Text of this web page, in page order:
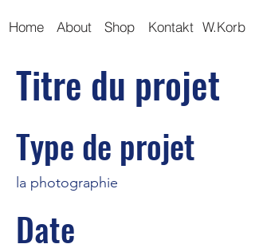
Home About Shop Kontakt W.Korb
Titre du projet
Type de projet
la photographie
Date